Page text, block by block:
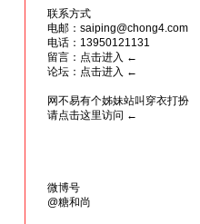
联系方式
电邮：saiping@chong4.com
电话：13950121131
留言： 点击进入 ←
论坛： 点击进入 ←
网不易有个姊妹站叫穿衣打扮
请点击这里访问 ←
微博号
@糖和尚